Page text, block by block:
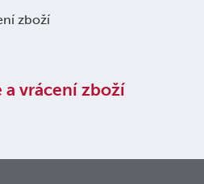
zboží
a vrácení zboží